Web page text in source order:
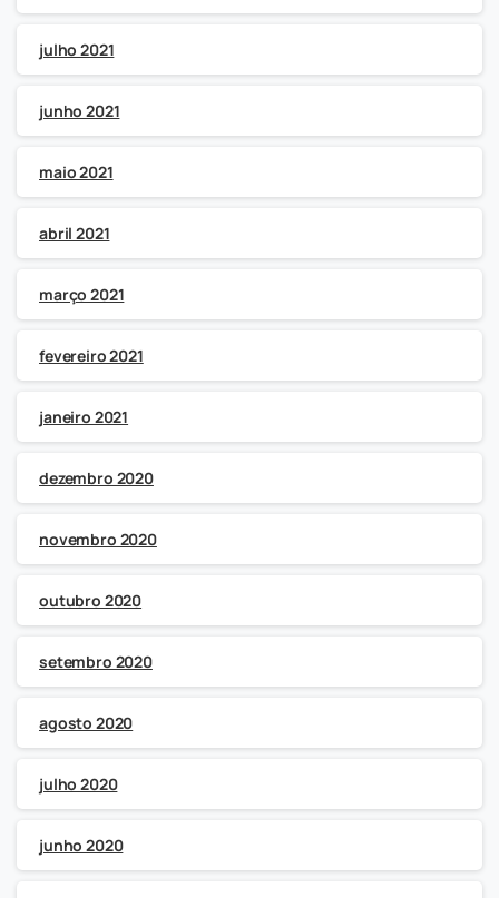
julho 2021
junho 2021
maio 2021
abril 2021
março 2021
fevereiro 2021
janeiro 2021
dezembro 2020
novembro 2020
outubro 2020
setembro 2020
agosto 2020
julho 2020
junho 2020